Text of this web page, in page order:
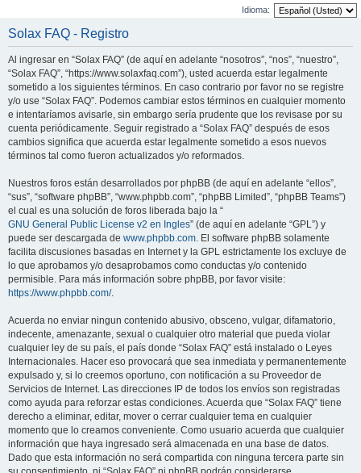
Idioma:
Solax FAQ - Registro
Al ingresar en “Solax FAQ” (de aquí en adelante “nosotros”, “nos”, “nuestro”,
“Solax FAQ”, “https://www.solaxfaq.com”), usted acuerda estar legalmente
sometido a los siguientes términos. En caso contrario por favor no se registre
y/o use “Solax FAQ”. Podemos cambiar estos términos en cualquier momento
e intentaríamos avisarle, sin embargo sería prudente que los revisase por su
cuenta periódicamente. Seguir registrado a “Solax FAQ” después de esos
cambios significa que acuerda estar legalmente sometido a esos nuevos
términos tal como fueron actualizados y/o reformados.
Nuestros foros están desarrollados por phpBB (de aquí en adelante “ellos”,
“sus”, “software phpBB”, “www.phpbb.com”, “phpBB Limited”, “phpBB Teams”)
el cual es una solución de foros liberada bajo la “
GNU General Public License v2 en Ingles” (de aquí en adelante “GPL”) y
puede ser descargada de www.phpbb.com. El software phpBB solamente
facilita discusiones basadas en Internet y la GPL estrictamente los excluye de
lo que aprobamos y/o desaprobamos como conductas y/o contenido
permisible. Para más información sobre phpBB, por favor visite:
https://www.phpbb.com/.
Acuerda no enviar ningun contenido abusivo, obsceno, vulgar, difamatorio,
indecente, amenazante, sexual o cualquier otro material que pueda violar
cualquier ley de su país, el país donde “Solax FAQ” está instalado o Leyes
Internacionales. Hacer eso provocará que sea inmediata y permanentemente
expulsado y, si lo creemos oportuno, con notificación a su Proveedor de
Servicios de Internet. Las direcciones IP de todos los envíos son registradas
como ayuda para reforzar estas condiciones. Acuerda que “Solax FAQ” tiene
derecho a eliminar, editar, mover o cerrar cualquier tema en cualquier
momento que lo creamos conveniente. Como usuario acuerda que cualquier
información que haya ingresado será almacenada en una base de datos.
Dado que esta información no será compartida con ninguna tercera parte sin